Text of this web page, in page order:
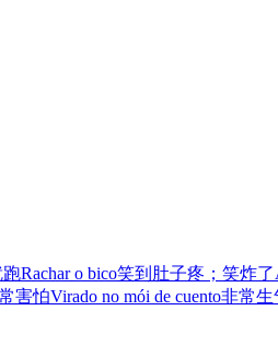
跑Rachar o bico笑到肚子疼；笑炸了
害怕Virado no mói de cuento非常生